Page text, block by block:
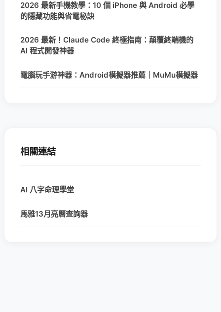
2026 最新手機教學：10 個 iPhone 與 Android 必學
的隱藏功能與省電秘訣
2026 最新！Claude Code 終極指南：顛覆終端機的
AI 程式開發神器
電腦玩手游神器：Android模擬器推薦｜MuMu模擬器
相關連結
AI 八字命理學堂
馬雅13月亮曆查詢器